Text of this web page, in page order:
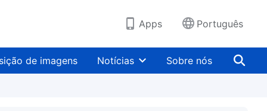
Apps Português
de imagens Notícias Sobre nós